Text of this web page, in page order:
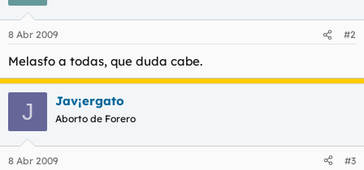
8 Abr 2009 #2
Melasfo a todas, que duda cabe.
J Jav¡ergato
Aborto de Forero
8 Abr 2009 #3